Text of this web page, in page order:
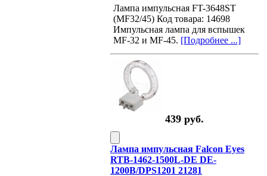
Лампа импульсная FT-3648ST
(MF32/45) Код товара: 14698
Импульсная лампа для вспышек
MF-32 и MF-45. [Подробнее ...]
439 руб.
Лампа импульсная Falcon Eyes
RTB-1462-1500L-DE DE-
1200B/DPS1201 21281